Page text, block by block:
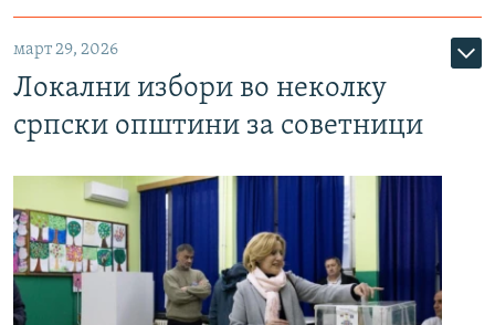
март 29, 2026
Локални избори во неколку
српски општини за советници